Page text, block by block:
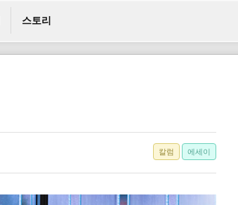
스토리
에세이
칼럼